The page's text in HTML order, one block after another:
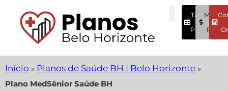
Tabela
PreçosPreços
Início » Planos de Saúde BH | Belo Horizonte »
Plano MedSênior Saúde BH